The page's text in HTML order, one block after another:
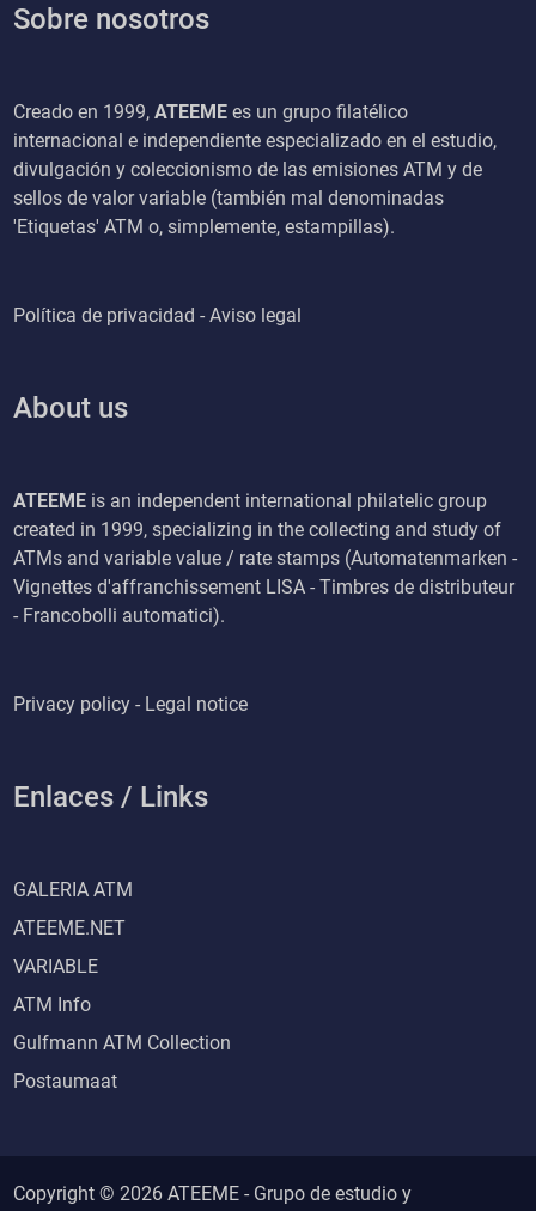
Sobre nosotros
Creado en 1999,ATEEME es un grupo filatélico
internacional e independiente especializado en el estudio,
divulgación y coleccionismo de las emisiones ATM y de
sellos de valor variable (también mal denominadas
'Etiquetas' ATM o, simplemente, estampillas).
Política de privacidad - Aviso legal
About us
ATEEME is an independent international philatelic group
created in 1999, specializing in the collecting and study of
ATMs and variable value / rate stamps (Automatenmarken -
Vignettes d'affranchissement LISA - Timbres de distributeur
- Francobolli automatici).
Privacy policy - Legal notice
Enlaces / Links
GALERIA ATM
ATEEME.NET
VARIABLE
ATM Info
Gulfmann ATM Collection
Postaumaat
Copyright © 2026 ATEEME - Grupo de estudio y